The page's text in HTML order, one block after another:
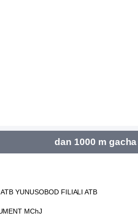
dan 1000 m
YUNUSOBOD FILIALI ATB
MChJ